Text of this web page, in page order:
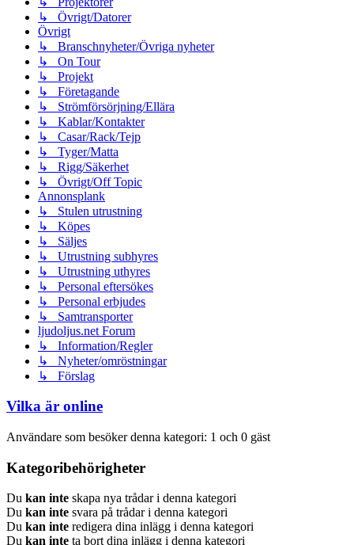
↳ Övrigt/Datorer
Övrigt
↳ Branschnyheter/Övriga nyheter
↳ On Tour
↳ Projekt
↳ Företagande
↳ Strömförsörjning/Ellära
↳ Kablar/Kontakter
↳ Casar/Rack/Tejp
↳ Tyger/Matta
↳ Rigg/Säkerhet
↳ Övrigt/Off Topic
Annonsplank
↳ Stulen utrustning
↳ Köpes
↳ Säljes
↳ Utrustning subhyres
↳ Utrustning uthyres
↳ Personal eftersökes
↳ Personal erbjudes
↳ Samtransporter
ljudoljus.net Forum
↳ Information/Regler
↳ Nyheter/omröstningar
↳ Förslag
Vilka är online
Användare som besöker denna kategori: 1 och 0 gäst
Kategoribehörigheter
Du kan inte skapa nya trådar i denna kategori
Du kan inte svara på trådar i denna kategori
Du kan inte redigera dina inlägg i denna kategori
Du kan inte ta bort dina inlägg i denna kategori